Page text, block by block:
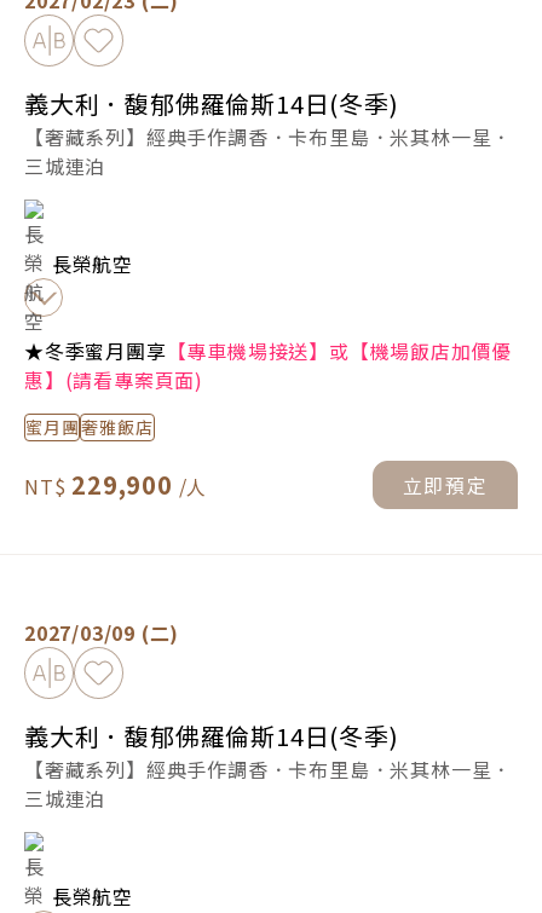
加入比較加入最愛
義大利．馥郁佛羅倫斯14日(冬季)
【奢藏系列】經典手作調香．卡布里島．米其林一星．
三城連泊
長榮航空
★冬季蜜月團享 【專車機場接送】或【機場飯店加價優
惠】(請看專案頁面)
蜜月團奢雅飯店
229,900 立即預定
2027/03/09 (二)
加入比較加入最愛
義大利．馥郁佛羅倫斯14日(冬季)
【奢藏系列】經典手作調香．卡布里島．米其林一星．
三城連泊
長榮航空